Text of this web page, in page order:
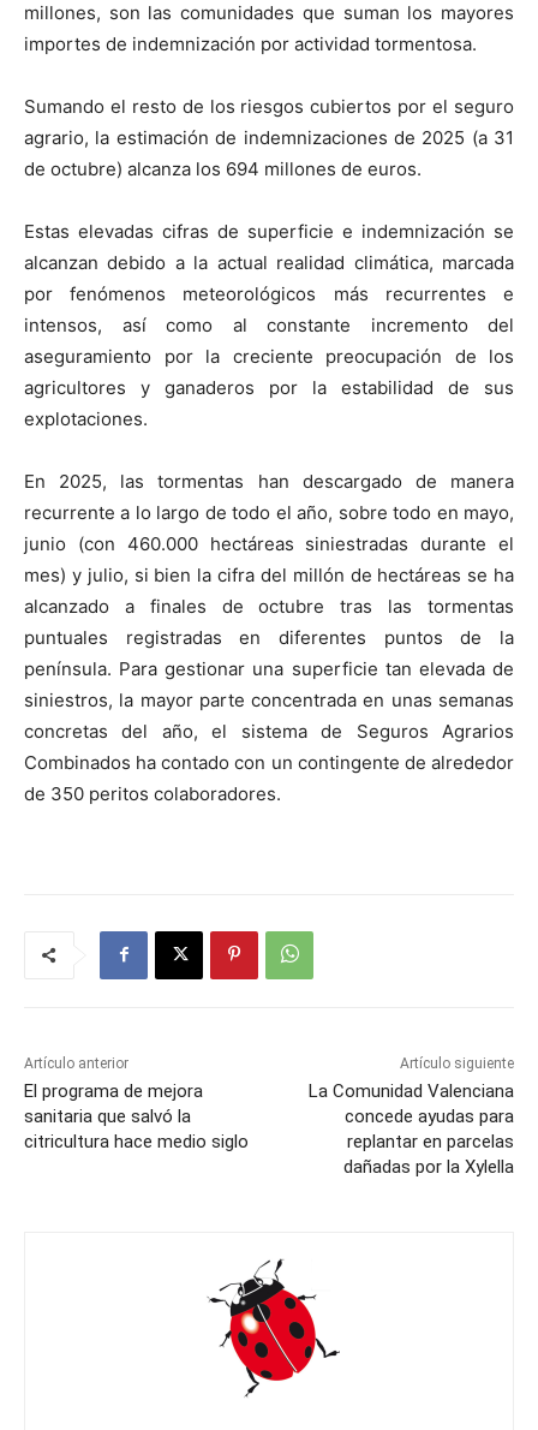
millones, son las comunidades que suman los mayores
importes de indemnización por actividad tormentosa.
Sumando el resto de los riesgos cubiertos por el seguro
agrario, la estimación de indemnizaciones de 2025 (a 31
de octubre) alcanza los 694 millones de euros.
Estas elevadas cifras de superficie e indemnización se
alcanzan debido a la actual realidad climática, marcada
por fenómenos meteorológicos más recurrentes e
intensos, así como al constante incremento del
aseguramiento por la creciente preocupación de los
agricultores y ganaderos por la estabilidad de sus
explotaciones.
En 2025, las tormentas han descargado de manera
recurrente a lo largo de todo el año, sobre todo en mayo,
junio (con 460.000 hectáreas siniestradas durante el
mes) y julio, si bien la cifra del millón de hectáreas se ha
alcanzado a finales de octubre tras las tormentas
puntuales registradas en diferentes puntos de la
península. Para gestionar una superficie tan elevada de
siniestros, la mayor parte concentrada en unas semanas
concretas del año, el sistema de Seguros Agrarios
Combinados ha contado con un contingente de alrededor
de 350 peritos colaboradores.
Artículo anterior
El programa de mejora
sanitaria que salvó la
citricultura hace medio siglo
Artículo siguiente
La Comunidad Valenciana
concede ayudas para
replantar en parcelas
dañadas por la Xylella